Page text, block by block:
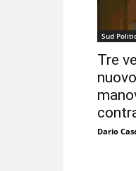
Sud
Tre
Dario